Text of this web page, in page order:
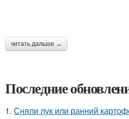
читать дальше →
Последние
1. Сняли лук или ранний